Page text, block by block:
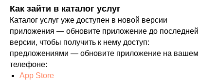
Как зайти в каталог услуг
Каталог услуг уже доступен в новой версии
приложения — обновите приложение до последней
версии, чтобы получить к нему доступ:
предложениями — обновите приложение на вашем
телефоне:
App Store